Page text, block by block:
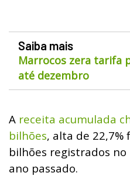
Saiba mais
Marrocos zera tarifa
até dezembro
A receita acumulada
bilhões, alta de 22,7%
bilhões registrados
ano passado.